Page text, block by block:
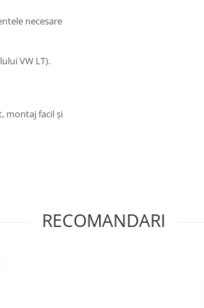
necesare
VW LT).
montaj facil și
RECOMANDARI